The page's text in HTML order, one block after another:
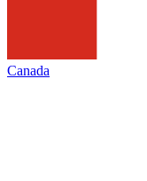
Canada